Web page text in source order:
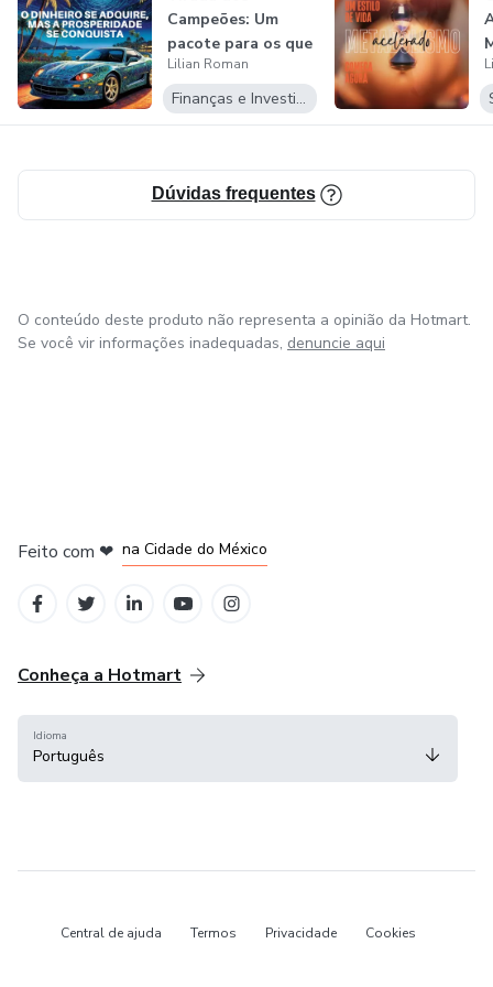
Campeões: Um
pacote para os que
querem vencer em...
Lilian Roman
Finanças e Investimentos
Dúvidas frequentes
O conteúdo deste produto não representa a opinião da Hotmart.
Se você vir informações inadequadas, denuncie aqui
Feito com ❤ na Cidade do México
Conheça a Hotmart
Idioma
Português
Central de ajuda Termos Privacidade Cookies